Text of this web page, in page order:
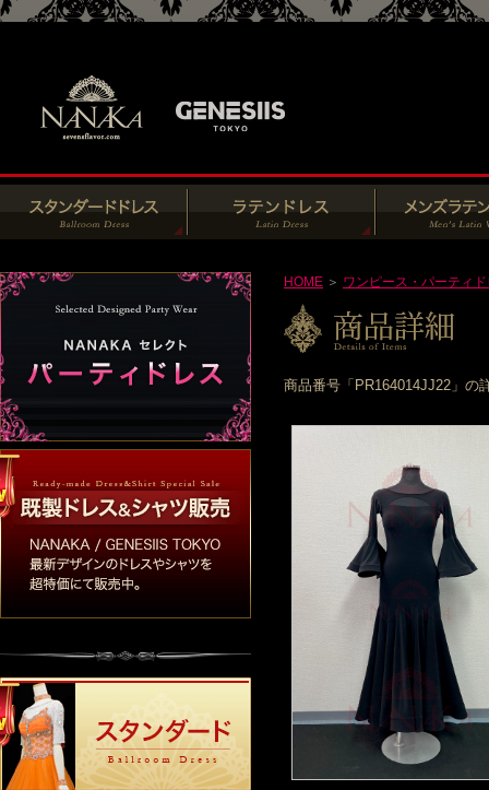
HOME ＞ ワンピース・パーティ
商品番号「PR164014JJ22」の